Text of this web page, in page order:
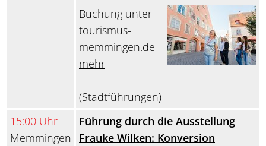
Buchung unter
tourismus-
memmingen.de
mehr
(Stadtführungen)
15:00 Uhr
Memmingen
Führung durch die Ausstellung
Frauke Wilken: Konversion